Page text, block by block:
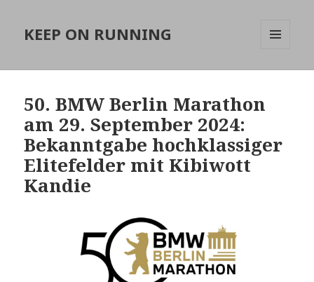
KEEP ON RUNNING
50. BMW Berlin Marathon
am 29. September 2024:
Bekanntgabe hochklassiger
Elitefelder mit Kibiwott
Kandie